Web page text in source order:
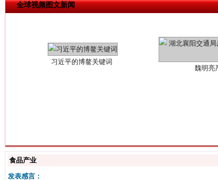
全球视频图文新闻习近平的博鳌关键词
魏明亮
食品产业
发表感言：